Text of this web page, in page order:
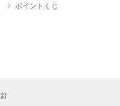
ポイントくじ